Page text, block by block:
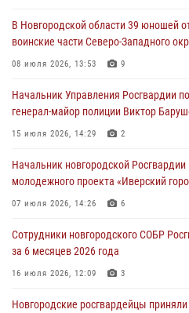
30 июля 2026, 14:36 1
Новгородские росгвардейцы
30 июля 2026, 08:40 5
Новгородские росгвардейцы
Телесюжет в программе
Новости часа." от 29 июля 2026 года.
29 июля 2026, 12:54 1
В Новгородской области 39 юношей
воинские части Северо-Западного
08 июля 2026, 13:53 9
Начальник Управления Росгвардии
генерал-майор полиции Виктор
15 июля 2026, 14:29 2
Начальник новгородской
молодежного проекта «Иверский
07 июля 2026, 14:26 6
Сотрудники новгородского СОБР
за 6 месяцев 2026 года
16 июля 2026, 12:09 3
Новгородские росгвардейцы приняли